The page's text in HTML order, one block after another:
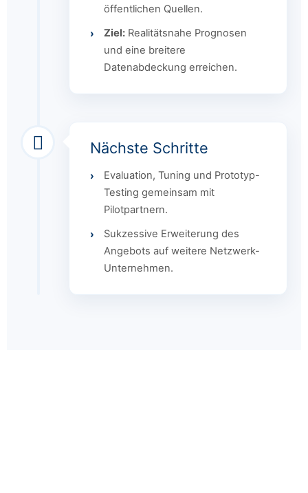
öffentlichen Quellen.
Ziel: Realitätsnahe Prognosen
und eine breitere
Datenabdeckung erreichen.
Nächste Schritte
Evaluation, Tuning und Prototyp-
Testing gemeinsam mit
Pilotpartnern.
Sukzessive Erweiterung des
Angebots auf weitere Netzwerk-
Unternehmen.